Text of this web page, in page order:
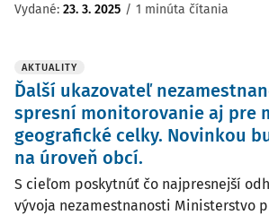
Vydané: 23. 3. 2025 / 1 minúta čítania
AKTUALITY
Ďalší ukazovateľ
spresní monitorovanie aj pre
geografické celky. Novinkou
na úroveň obcí.
S cieľom poskytnúť čo najpresnejší
vývoja nezamestnanosti Ministerstvo